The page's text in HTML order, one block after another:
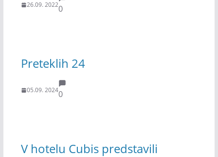
26.09. 20220
Preteklih 24
05.09. 20240
V hotelu Cubis predstavili